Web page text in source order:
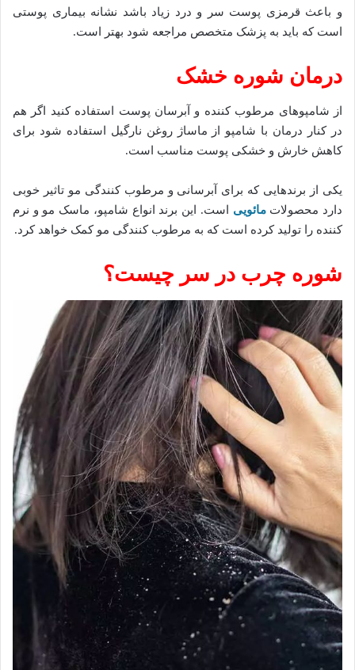
و باعث قرمزی پوست سر و درد زیاد باشد نشانه بیماری پوستی
است که باید به پزشک متخصص مراجعه شود بهتر است.
درمان شوره خشک
از شامپوهای مرطوب کننده و آبرسان پوست استفاده کنید اگر هم
در کنار درمان با شامپو از ماساژ روغن نارگیل استفاده شود برای
کاهش خارش و خشکی پوست مناسب است.
یکی از برندهایی که برای آبرسانی و مرطوب کنندگی مو تاثیر خوبی
دارد محصولاتمائویی است. این برند انواع شامپو، ماسک مو و نرم
کننده را تولید کرده است که به مرطوب کنندگی مو کمک خواهد کرد.
شوره چرب در سر چیست؟